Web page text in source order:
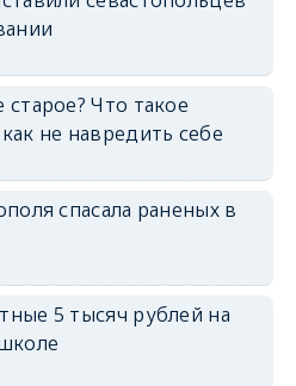
Что такое
не навредить себе
спасала раненых в
5 тысяч рублей на